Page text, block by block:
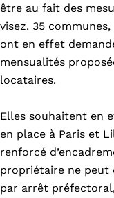
être au fait des
visez. 35
ont en effet
mensualités
locataires.
Elles souhaitent en
en place à Paris et
renforcé
propriétaire ne peut
par arrêt